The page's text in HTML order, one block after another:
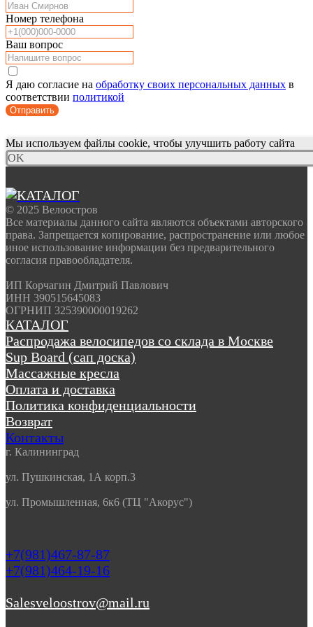
Номер телефона
Ваш вопрос
Я даю согласие на обработку своих персональных данных в
соответствии политикой
Отправить
Мы используем файлы cookie, чтобы улучшить работу сайта
OK
© 2025 Велоостров
Все материалы данного сайта являются объектами авторского
права. Запрещается копирование, распространение или любое
иное использование информации без предварительного
согласия правообладателя.
ИП Корчагин Дмитрий Павлович
ИНН 390515645083
ОГРНИП 325390000019262
КАТАЛОГ
Распродажа велосипедов со склада в Москве
Sup Board (сап доска)
Массажные кресла
Оплата и доставка
Политика конфиденциальности
Возврат
Контакты
г. Калининград
ул. Пушкинская, 1А корп.3
ул. Промышленная, 6к6 (ТЦ "Акорус")
+7(981)467-87-87
+7(981)464-19-16
Salesveloostrov@mail.ru